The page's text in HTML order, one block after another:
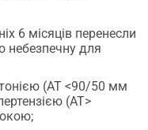
6 місяців перенесли
небезпечну для
(АТ <90/50 мм
(АТ>